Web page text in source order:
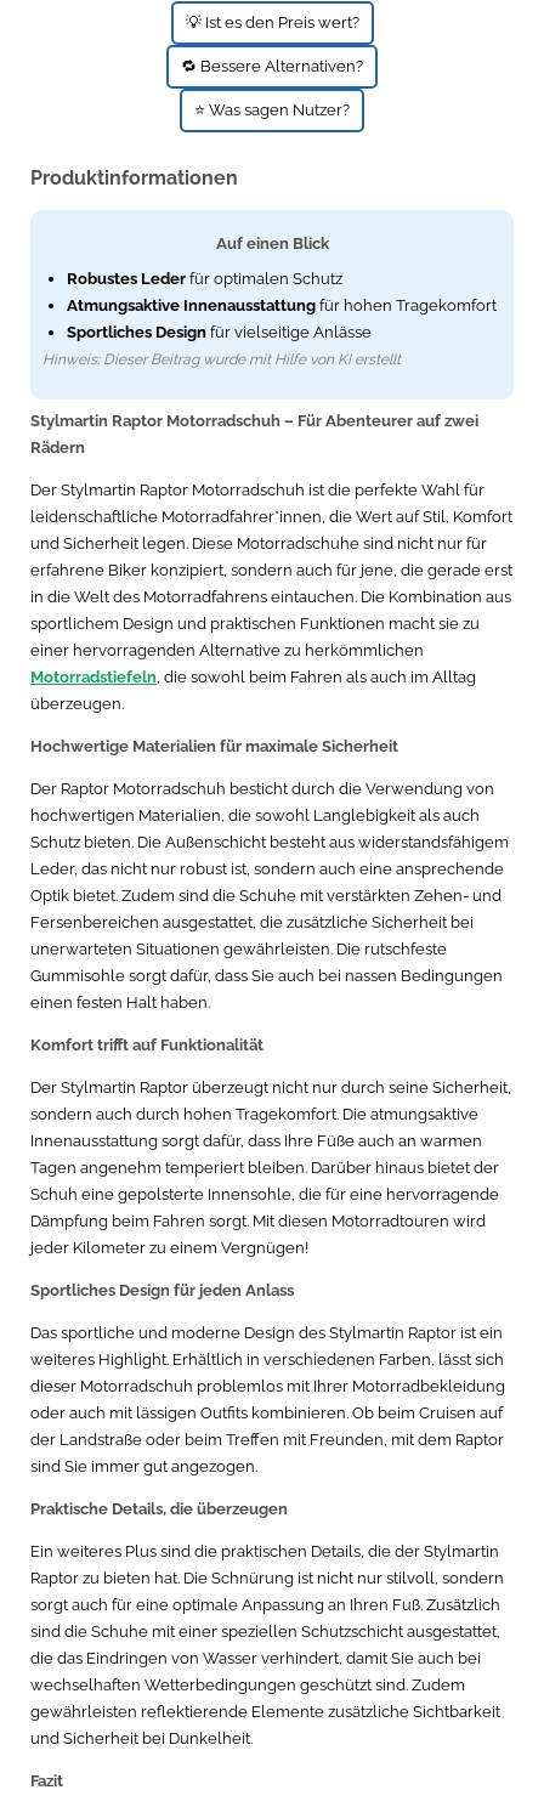
💡 Ist es den Preis wert?
🔁 Bessere Alternativen?
⭐ Was sagen Nutzer?
Produktinformationen
Auf einen Blick
Robustes Leder für optimalen Schutz
Atmungsaktive Innenausstattung für hohen Tragekomfort
Sportliches Design für vielseitige Anlässe
Hinweis: Dieser Beitrag wurde mit Hilfe von KI erstellt
Stylmartin Raptor Motorradschuh – Für Abenteurer auf zwei
Rädern
Der Stylmartin Raptor Motorradschuh ist die perfekte Wahl für
leidenschaftliche Motorradfahrer*innen, die Wert auf Stil, Komfort
und Sicherheit legen. Diese Motorradschuhe sind nicht nur für
erfahrene Biker konzipiert, sondern auch für jene, die gerade erst
in die Welt des Motorradfahrens eintauchen. Die Kombination aus
sportlichem Design und praktischen Funktionen macht sie zu
einer hervorragenden Alternative zu herkömmlichen
Motorradstiefeln, die sowohl beim Fahren als auch im Alltag
überzeugen.
Hochwertige Materialien für maximale Sicherheit
Der Raptor Motorradschuh besticht durch die Verwendung von
hochwertigen Materialien, die sowohl Langlebigkeit als auch
Schutz bieten. Die Außenschicht besteht aus widerstandsfähigem
Leder, das nicht nur robust ist, sondern auch eine ansprechende
Optik bietet. Zudem sind die Schuhe mit verstärkten Zehen- und
Fersenbereichen ausgestattet, die zusätzliche Sicherheit bei
unerwarteten Situationen gewährleisten. Die rutschfeste
Gummisohle sorgt dafür, dass Sie auch bei nassen Bedingungen
einen festen Halt haben.
Komfort trifft auf Funktionalität
Der Stylmartin Raptor überzeugt nicht nur durch seine Sicherheit,
sondern auch durch hohen Tragekomfort. Die atmungsaktive
Innenausstattung sorgt dafür, dass Ihre Füße auch an warmen
Tagen angenehm temperiert bleiben. Darüber hinaus bietet der
Schuh eine gepolsterte Innensohle, die für eine hervorragende
Dämpfung beim Fahren sorgt. Mit diesen Motorradtouren wird
jeder Kilometer zu einem Vergnügen!
Sportliches Design für jeden Anlass
Das sportliche und moderne Design des Stylmartin Raptor ist ein
weiteres Highlight. Erhältlich in verschiedenen Farben, lässt sich
dieser Motorradschuh problemlos mit Ihrer Motorradbekleidung
oder auch mit lässigen Outfits kombinieren. Ob beim Cruisen auf
der Landstraße oder beim Treffen mit Freunden, mit dem Raptor
sind Sie immer gut angezogen.
Praktische Details, die überzeugen
Ein weiteres Plus sind die praktischen Details, die der Stylmartin
Raptor zu bieten hat. Die Schnürung ist nicht nur stilvoll, sondern
sorgt auch für eine optimale Anpassung an Ihren Fuß. Zusätzlich
sind die Schuhe mit einer speziellen Schutzschicht ausgestattet,
die das Eindringen von Wasser verhindert, damit Sie auch bei
wechselhaften Wetterbedingungen geschützt sind. Zudem
gewährleisten reflektierende Elemente zusätzliche Sichtbarkeit
und Sicherheit bei Dunkelheit.
Fazit